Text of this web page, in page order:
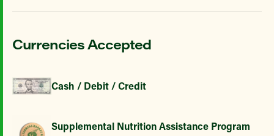
Currencies Accepted
Cash / Debit / Credit
Supplemental Nutrition Assistance Program